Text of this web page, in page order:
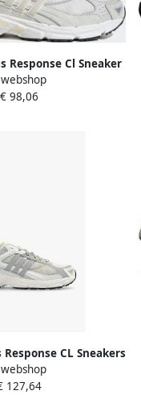
Response Cl Sneaker
Schoenen weiß maat:
maaten:41 1 3 42 43
€ 98,06
CL Sneakers
2015
127,64